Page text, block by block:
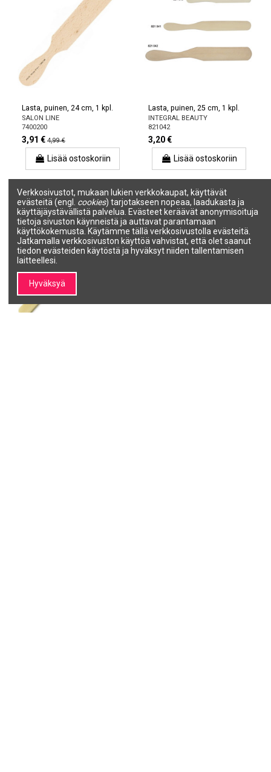
Lasta, puinen, 24 cm, 1 kpl.
SALON LINE
7400200
3,91 € 4,99 €
Lisää ostoskoriin
Lasta, puinen, 25 cm, 1 kpl.
INTEGRAL BEAUTY
821042
3,20 €
Lisää ostoskoriin
−26,24% −50%
Verkkosivustot, mukaan lukien verkkokaupat, käyttävät
evästeitä (engl. cookies) tarjotakseen nopeaa, laadukasta ja
käyttäjäystävällistä palvelua. Evästeet keräävät anonymisoituja
tietoja sivuston käynneistä ja auttavat parantamaan
käyttökokemusta. Käytämme tällä verkkosivustolla evästeitä.
Jatkamalla verkkosivuston käyttöä vahvistat, että olet saanut
tiedon evästeiden käytöstä ja hyväksyt niiden tallentamisen
laitteellesi.
Hyväksyä